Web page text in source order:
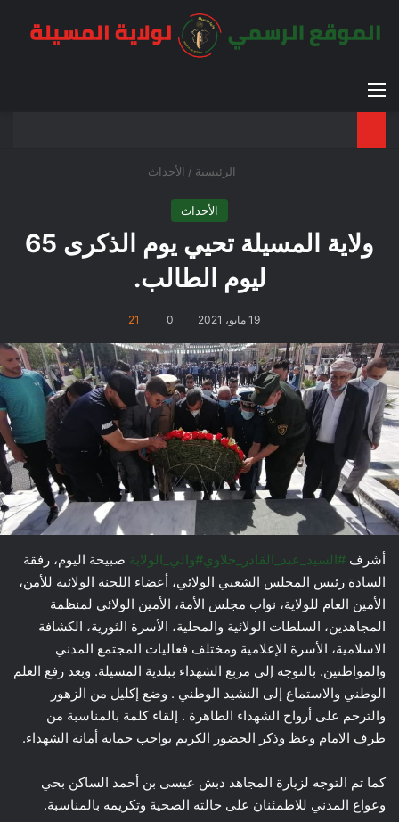
القائمة
الرئيسية / الأحداث
الأحداث
ولاية المسيلة تحيي يوم الذكرى 65
ليوم الطالب.
19 مايو، 2021 0
21
أشرف #السيد_عبد_القادر_جلاوي#والي_الولاية صبيحة اليوم، رفقة
السادة رئيس المجلس الشعبي الولائي، أعضاء اللجنة الولائية للأمن،
الأمين العام للولاية، نواب مجلس الأمة، الأمين الولائي لمنظمة
المجاهدين، السلطات الولائية والمحلية، الأسرة الثورية، الكشافة
الاسلامية، الأسرة الإعلامية ومختلف فعاليات المجتمع المدني
والمواطنين. بالتوجه إلى مربع الشهداء ببلدية المسيلة. وبعد رفع العلم
الوطني والاستماع إلى النشيد الوطني . وضع إكليل من الزهور
والترحم على أرواح الشهداء الطاهرة . إلقاء كلمة بالمناسبة من
طرف الامام وعظ وذكر الحضور الكريم بواجب حماية أمانة الشهداء.
كما تم التوجه لزيارة المجاهد دبش عيسى بن أحمد الساكن بحي
وعواع المدني للاطمئنان على حالته الصحية وتكريمه بالمناسبة.